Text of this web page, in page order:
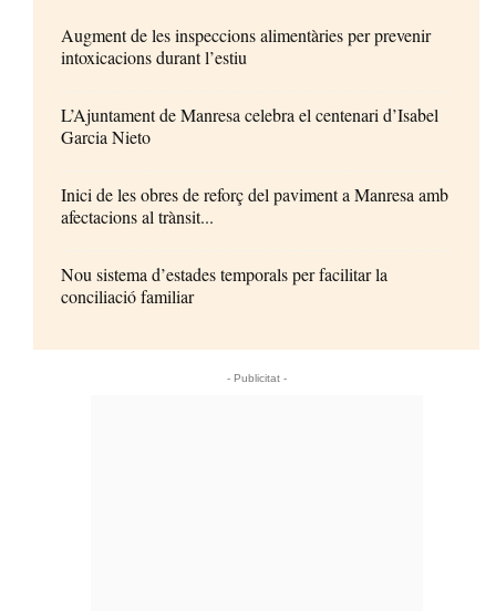
Augment de les inspeccions alimentàries per prevenir
intoxicacions durant l’estiu
L’Ajuntament de Manresa celebra el centenari d’Isabel
Garcia Nieto
Inici de les obres de reforç del paviment a Manresa amb
afectacions al trànsit...
Nou sistema d’estades temporals per facilitar la
conciliació familiar
- Publicitat -